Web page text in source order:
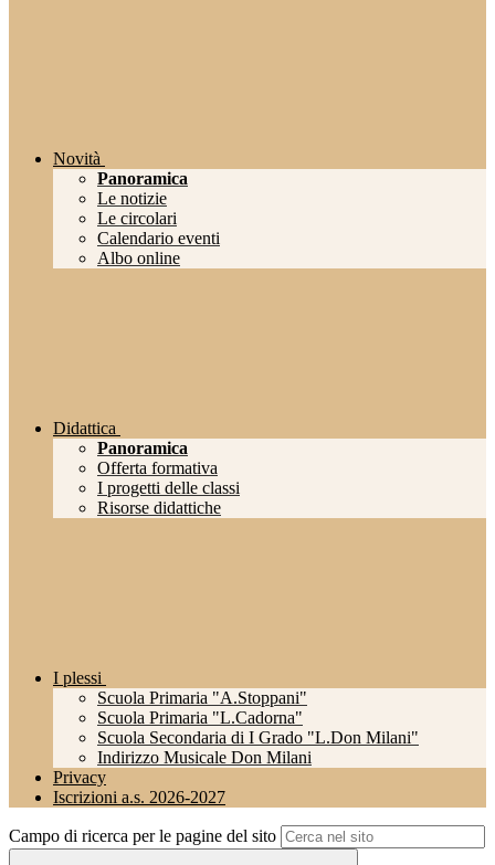
Novità
Panoramica
Le notizie
Le circolari
Calendario eventi
Albo online
Didattica
Panoramica
Offerta formativa
I progetti delle classi
Risorse didattiche
I plessi
Scuola Primaria "A.Stoppani"
Scuola Primaria "L.Cadorna"
Scuola Secondaria di I Grado "L.Don Milani"
Indirizzo Musicale Don Milani
Privacy
Iscrizioni a.s. 2026-2027
Campo di ricerca per le pagine del sito